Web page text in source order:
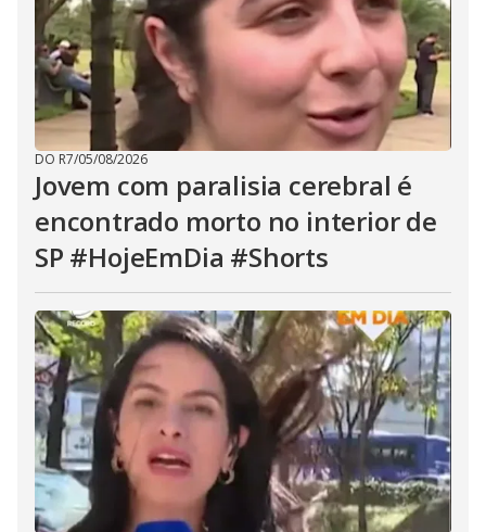
DO R7/05/08/2026
Jovem com paralisia cerebral é
encontrado morto no interior de
SP #HojeEmDia #Shorts